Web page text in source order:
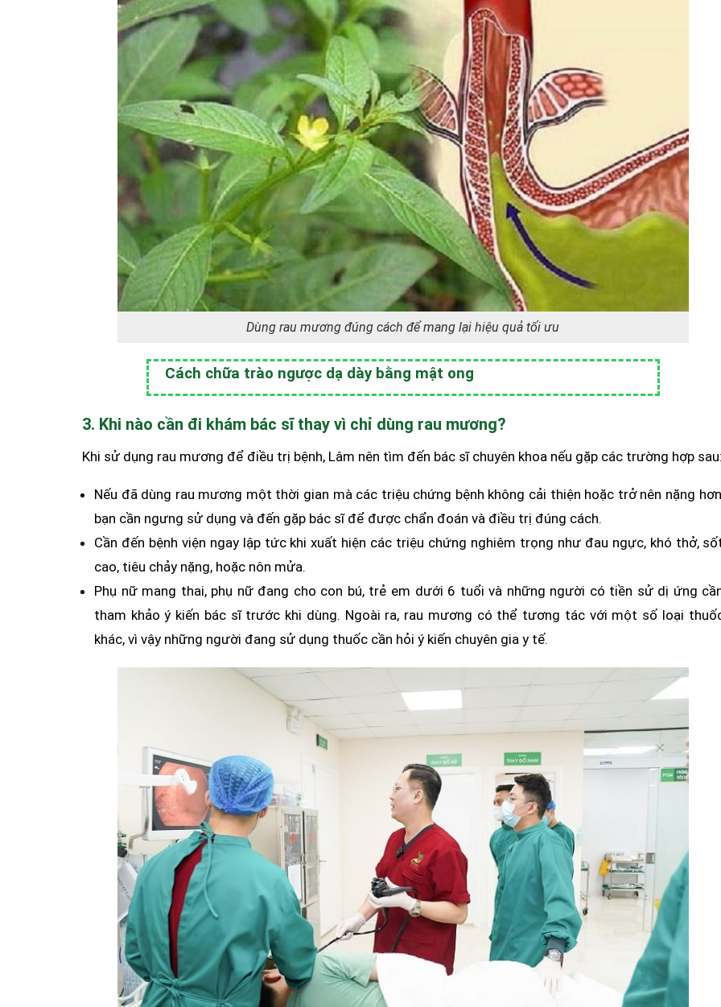
Dùng rau mương đúng cách để mang lại hiệu quả tối ưu
Cách chữa trào ngược dạ dày bằng mật ong
3. Khi nào cần đi khám bác sĩ thay vì chỉ dùng rau mương?
Khi sử dụng rau mương để điều trị bệnh, Lâm nên tìm đến bác sĩ chuyên khoa nếu gặp các trường hợp sau:
Nếu đã dùng rau mương một thời gian mà các triệu chứng bệnh không cải thiện hoặc trở nên nặng
bạn cần ngưng sử dụng và đến gặp bác sĩ để được chẩn đoán và điều trị đúng cách.
Cần đến bệnh viện ngay lập tức khi xuất hiện các triệu chứng nghiêm trọng như đau ngực, khó thở,
cao, tiêu chảy nặng, hoặc nôn mửa.
Phụ nữ mang thai, phụ nữ đang cho con bú, trẻ em dưới 6 tuổi và những người có tiền sử dị ứng
tham khảo ý kiến bác sĩ trước khi dùng. Ngoài ra, rau mương có thể tương tác với một số loại
khác, vì vậy những người đang sử dụng thuốc cần hỏi ý kiến chuyên gia y tế.